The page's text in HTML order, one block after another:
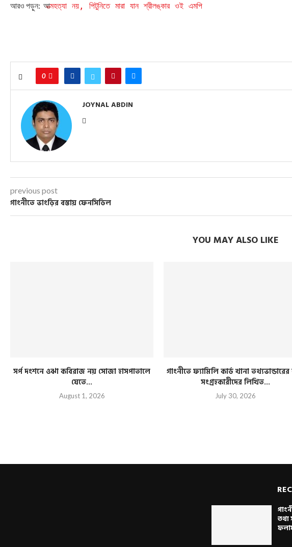
আরও পড়ুন: আত্মহত্যা নয়, পিটুনিতে মারা যান শ্রীলঙ্কার ওই এমপি
0
JOYNAL ABDIN
previous post
গাংনীতে ভাংড়ির বস্তায় ফেনসিডিল
YOU MAY ALSO LIKE
সর্প দংশনে ওঝা কবিরাজ নয় সোজা হাসপাতালে
যেতে...
August 1, 2026
গাংনীতে ফ্যামিলি কার্ড খানা
সংগ্রহকারীদের লিখিত...
July 30, 2026
তথ্য